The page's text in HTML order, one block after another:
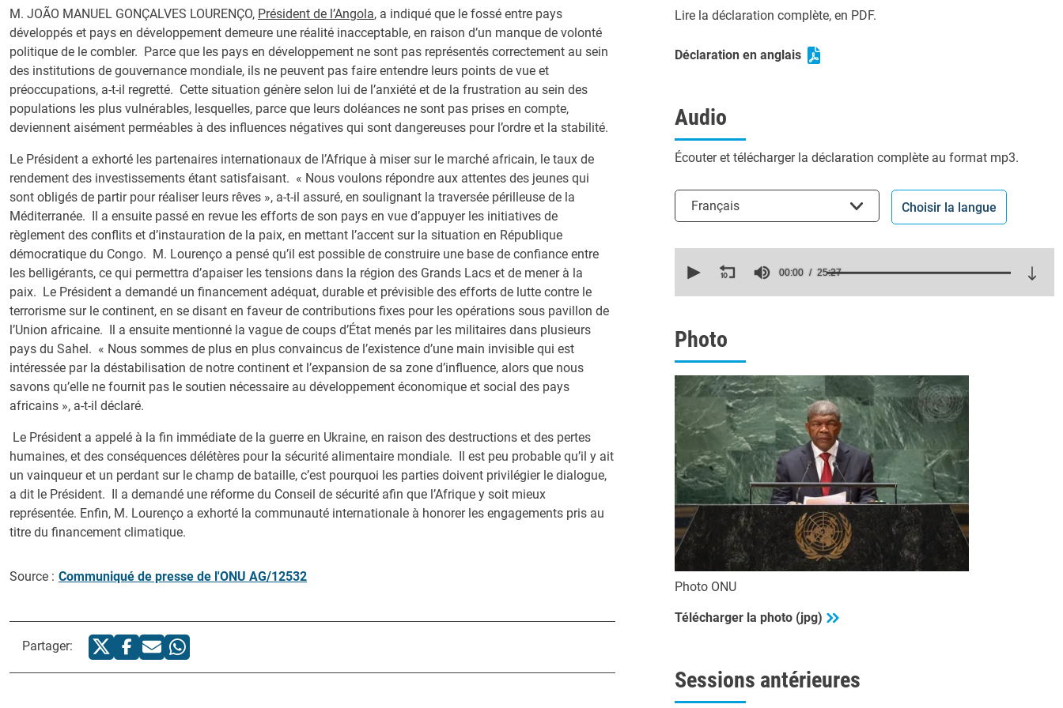
M. JOÃO MANUEL GONÇALVES LOURENÇO, Président de l’Angola, a indiqué que le fossé entre pays
développés et pays en développement demeure une réalité inacceptable, en raison d’un manque de volonté
politique de le combler. Parce que les pays en développement ne sont pas représentés correctement au sein
des institutions de gouvernance mondiale, ils ne peuvent pas faire entendre leurs points de vue et
préoccupations, a-t-il regretté. Cette situation génère selon lui de l’anxiété et de la frustration au sein des
populations les plus vulnérables, lesquelles, parce que leurs doléances ne sont pas prises en compte,
deviennent aisément perméables à des influences négatives qui sont dangereuses pour l’ordre et la stabilité.
Le Président a exhorté les partenaires internationaux de l’Afrique à miser sur le marché africain, le taux de
rendement des investissements étant satisfaisant. « Nous voulons répondre aux attentes des jeunes qui
sont obligés de partir pour réaliser leurs rêves », a-t-il assuré, en soulignant la traversée périlleuse de la
Méditerranée. Il a ensuite passé en revue les efforts de son pays en vue d’appuyer les initiatives de
règlement des conflits et d’instauration de la paix, en mettant l’accent sur la situation en République
démocratique du Congo. M. Lourenço a pensé qu’il est possible de construire une base de confiance entre
les belligérants, ce qui permettra d’apaiser les tensions dans la région des Grands Lacs et de mener à la
paix. Le Président a demandé un financement adéquat, durable et prévisible des efforts de lutte contre le
terrorisme sur le continent, en se disant en faveur de contributions fixes pour les opérations sous pavillon de
l’Union africaine. Il a ensuite mentionné la vague de coups d’État menés par les militaires dans plusieurs
pays du Sahel. « Nous sommes de plus en plus convaincus de l’existence d’une main invisible qui est
intéressée par la déstabilisation de notre continent et l’expansion de sa zone d’influence, alors que nous
savons qu’elle ne fournit pas le soutien nécessaire au développement économique et social des pays
africains », a-t-il déclaré.
Le Président a appelé à la fin immédiate de la guerre en Ukraine, en raison des destructions et des pertes
humaines, et des conséquences délétères pour la sécurité alimentaire mondiale. Il est peu probable qu’il y ait
un vainqueur et un perdant sur le champ de bataille, c’est pourquoi les parties doivent privilégier le dialogue,
a dit le Président. Il a demandé une réforme du Conseil de sécurité afin que l’Afrique y soit mieux
représentée. Enfin, M. Lourenço a exhorté la communauté internationale à honorer les engagements pris au
titre du financement climatique.
Source : Communiqué de presse de l'ONU AG/12532
Partager:
Lire la déclaration complète, en PDF.
Déclaration en anglais
Audio
Écouter et télécharger la déclaration complète au format mp3.
Français Choisir la langue
seconds
seconds
90%
00:00 25:27
Photo
Photo ONU
Télécharger la photo (jpg)
Sessions antérieures